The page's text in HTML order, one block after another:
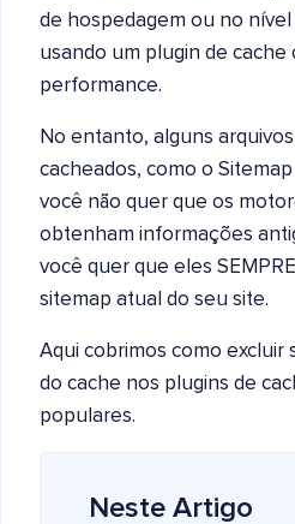
de hospedagem ou no nível
usando um plugin de cache
performance.
No entanto, alguns
cacheados, como o
você não quer que os
obtenham informações
você quer que eles
sitemap atual do seu site.
Aqui cobrimos como excluir
do cache nos plugins de
populares.
Neste Artigo